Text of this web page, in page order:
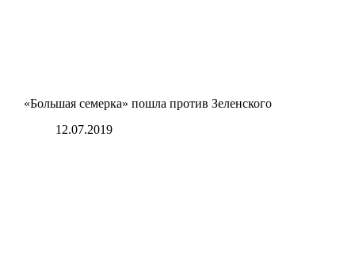
«Большая семерка» пошла против Зеленского
12.07.2019